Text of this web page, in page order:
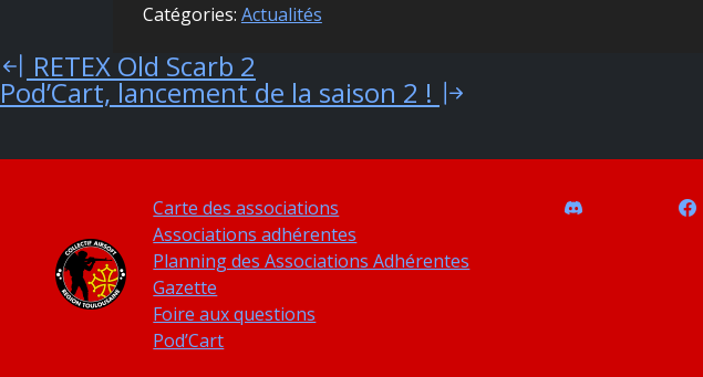
Catégories: Actualités
Navigation
de
l’article
RETEX Old Scarb 2
Pod’Cart, lancement de la saison 2 !
Carte des associations
Associations adhérentes
Planning des Associations Adhérentes
Gazette
Foire aux questions
Pod’Cart